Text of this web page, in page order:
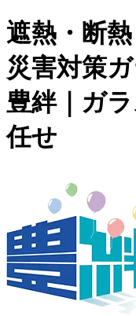
遮熱・断
災害対策
豊絆｜ガ
任せ